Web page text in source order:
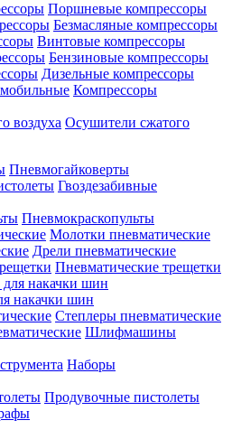
Поршневые компрессоры
Безмасляные компрессоры
Винтовые компрессоры
Бензиновые компрессоры
Дизельные компрессоры
Компрессоры
Осушители сжатого
Пневмогайковерты
Гвоздезабивные
Пневмокраскопульты
Молотки пневматические
Дрели пневматические
Пневматические трещетки
накачки шин
Степлеры пневматические
Шлифмашины
Наборы
Продувочные пистолеты